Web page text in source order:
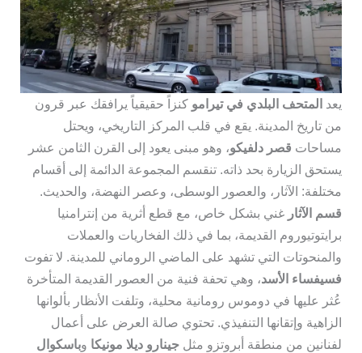
يعد المتحف البلدي في تيرامو كنزاً حقيقياً يرافقك عبر قرون
من تاريخ المدينة. يقع في قلب المركز التاريخي، ويحتل
مساحات قصر دلفيكو، وهو مبنى يعود إلى القرن الثامن عشر
يستحق الزيارة بحد ذاته. تنقسم المجموعة الدائمة إلى أقسام
مختلفة: الآثار، والعصور الوسطى، وعصر النهضة، والحديث.
قسم الآثار غني بشكل خاص، مع قطع أثرية من إنترامنيا
برايتوتيوروم القديمة، بما في ذلك الفخاريات والعملات
والمنحوتات التي تشهد على الماضي الروماني للمدينة. لا تفوت
فسيفساء الأسد، وهي تحفة فنية من العصور القديمة المتأخرة
عُثر عليها في دوموس رومانية محلية، وتلفت الأنظار بألوانها
الزاهية وإتقانها التنفيذي. تحتوي صالة العرض على أعمال
لفنانين من منطقة أبروتزو مثل جينارو ديلا مونيكا وباسكوال